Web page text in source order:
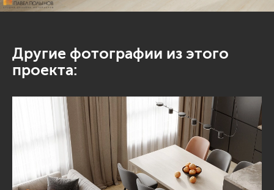
Другие фотографии из этого
проекта: